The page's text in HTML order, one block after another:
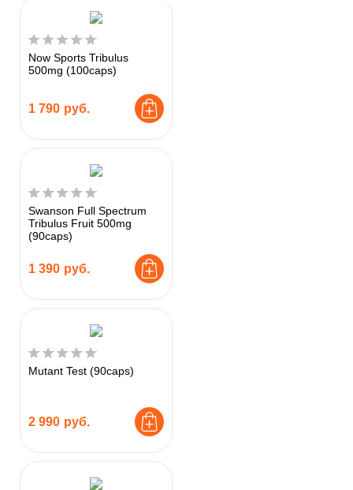
Now Sports Tribulus
500mg (100caps)
1 790 руб.
Swanson Full Spectrum
Tribulus Fruit 500mg
(90caps)
1 390 руб.
Mutant Test (90caps)
2 990 руб.